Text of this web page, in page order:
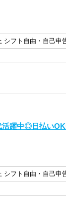
シフト自由・自己申
活躍中◎日払い
シフト自由・自己申